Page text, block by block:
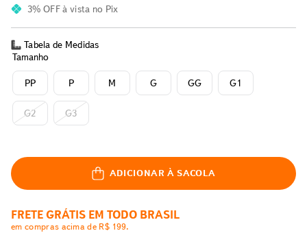
3% OFFà vista no Pix
Tabela de Medidas
Tamanho
P
PP G
M GG
G3
G2
G1
ADICIONAR À SACOLA
FRETE GRÁTIS EM TODO BRASIL
em compras acima de R$ 199.